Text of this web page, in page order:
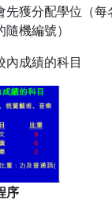
先獲分配學位（每
機編號）
內成績的科目
序